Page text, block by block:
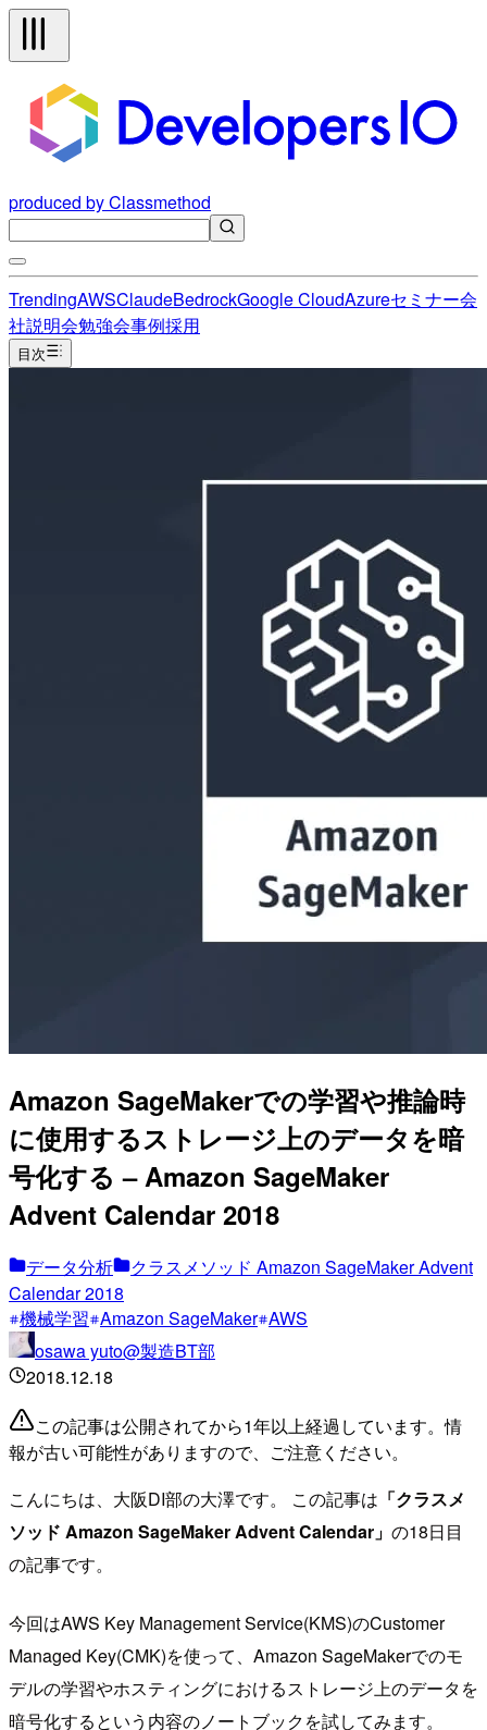
produced by Classmethod
TrendingAWSClaudeBedrockGoogle CloudAzureセミナー会
社説明会勉強会事例採用
目次
Amazon SageMakerでの学習や推論時
に使用するストレージ上のデータを暗
号化する – Amazon SageMaker
Advent Calendar 2018
データ分析
クラスメソッド Amazon SageMaker Advent
Calendar 2018
機械学習 Amazon SageMaker AWS
osawa yuto@製造BT部
2018.12.18
この記事は公開されてから1年以上経過しています。情
報が古い可能性がありますので、ご注意ください。
こんにちは、大阪DI部の大澤です。 この記事は 「クラスメ
ソッド Amazon SageMaker Advent Calendar」 の18日目
の記事です。
今回はAWS Key Management Service(KMS)のCustomer
Managed Key(CMK)を使って、Amazon SageMakerでのモ
デルの学習やホスティングにおけるストレージ上のデータを
暗号化するという内容のノートブックを試してみます。